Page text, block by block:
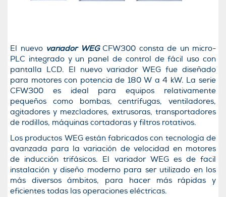
El nuevo variador WEG CFW300 consta de un micro-
PLC integrado y un panel de control de fácil uso con
pantalla LCD. El nuevo variador WEG fue diseñado
para motores con potencia de 180 W a 4 kW. La serie
CFW300 es ideal para equipos relativamente
pequeños como bombas, centrífugas, ventiladores,
agitadores y mezcladores, extrusoras, transportadores
de rodillos, máquinas cortadoras y filtros rotativos.
Los productos WEG están fabricados con tecnología de
avanzada para la variación de velocidad en motores
de inducción trifásicos. El variador WEG es de facil
instalación y diseño moderno para ser utilizado en los
más diversos ámbitos, para hacer más rápidas y
eficientes todas las operaciones eléctricas.